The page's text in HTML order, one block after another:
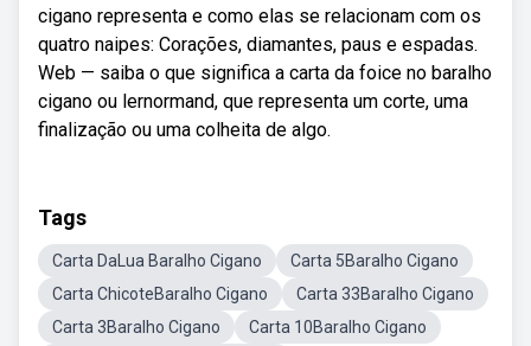
cigano representa e como elas se relacionam com os
quatro naipes: Corações, diamantes, paus e espadas.
Web — saiba o que significa a carta da foice no baralho
cigano ou lernormand, que representa um corte, uma
finalização ou uma colheita de algo.
Tags
Carta DaLua Baralho Cigano
Carta 5Baralho Cigano
Carta ChicoteBaralho Cigano
Carta 33Baralho Cigano
Carta 3Baralho Cigano
Carta 10Baralho Cigano